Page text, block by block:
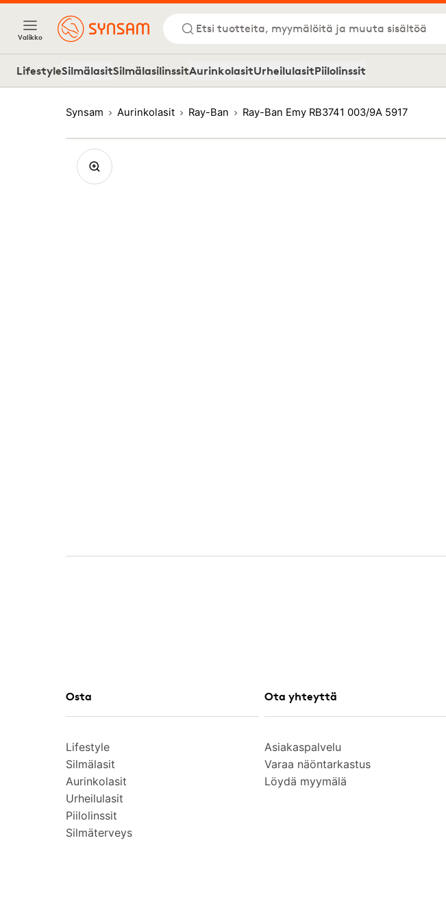
Valikko
Etsi tuotteita, myymälöitä ja muuta sisältöä
LifestyleSilmälasitSilmälasilinssitAurinkolasitUrheilulasitPiilolinssit
Synsam Aurinkolasit Ray-Ban Ray-Ban Emy RB3741 003/9A 5917
Osta
Lifestyle
Silmälasit
Aurinkolasit
Urheilulasit
Piilolinssit
Silmäterveys
Ota yhteyttä
Asiakaspalvelu
Varaa näöntarkastus
Löydä myymälä